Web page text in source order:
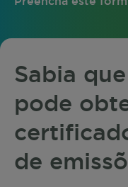
Sabia
pode
de